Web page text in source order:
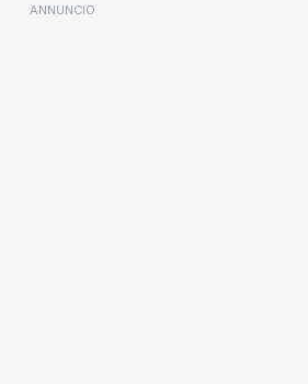
ANNUNCIO